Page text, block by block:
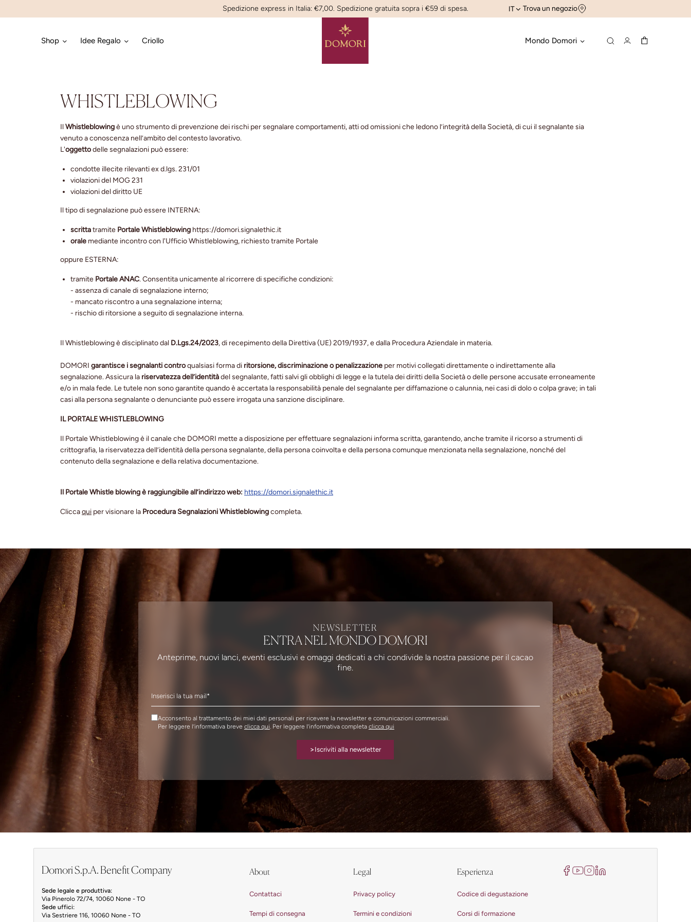
Spedizione express in Italia: €7,00. Spedizione gratuita sopra i €59 di spesa. IT Trova un negozio
Shop Idee Regalo Criollo Mondo Domori
WHISTLEBLOWING
Il Whistleblowingè uno strumento di prevenzione dei rischi per segnalare comportamenti, atti od omissioni che ledono l’integrità della Società, di cui il segnalante sia
venuto a conoscenza nell’ambito del contesto lavorativo.
L'oggettodelle segnalazioni può essere:
condotte illecite rilevanti ex d.lgs. 231/01
violazioni del MOG 231
violazioni del diritto UE
Il tipo di segnalazione può essere INTERNA:
scrittatramite Portale Whistleblowing https://domori.signalethic.it
orale mediante incontro con l'Ufficio Whistleblowing, richiesto tramite Portale
oppure ESTERNA:
tramite Portale ANAC. Consentita unicamente al ricorrere di specifiche condizioni:
- assenza di canale di segnalazione interno;
- mancato riscontro a una segnalazione interna;
- rischio di ritorsione a seguito di segnalazione interna.
Il Whistleblowing è disciplinato dal D.Lgs.24/2023, di recepimento della Direttiva (UE) 2019/1937, e dalla Procedura Aziendale in materia.
DOMORI garantisce i segnalanti controqualsiasi forma di ritorsione, discriminazione o penalizzazione per motivi collegati direttamente o indirettamente alla
segnalazione. Assicura la riservatezza dell’identitàdel segnalante, fatti salvi gli obblighi di legge e la tutela dei diritti della Società o delle persone accusate erroneamente
e/o in mala fede. Le tutele non sono garantite quando è accertata la responsabilità penale del segnalante per diffamazione o calunnia, nei casi di dolo o colpa grave; in tali
casi alla persona segnalante o denunciante può essere irrogata una sanzione disciplinare.
IL PORTALE WHISTLEBLOWING
Il Portale Whistleblowing è il canale che DOMORI mette a disposizione per effettuare segnalazioni informa scritta, garantendo, anche tramite il ricorso a strumenti di
crittografia, la riservatezza dell’identità della persona segnalante, della persona coinvolta e della persona comunque menzionata nella segnalazione, nonché del
contenuto della segnalazione e della relativa documentazione.
Il Portale Whistle blowing è raggiungibile all’indirizzo web: https://domori.signalethic.it
Cliccaqui per visionare la Procedura Segnalazioni Whistleblowingcompleta.
NEWSLETTER
ENTRA NEL MONDO DOMORI
Anteprime, nuovi lanci, eventi esclusivi e omaggi dedicati a chi condivide la nostra passione per il cacao
fine.
Acconsento al trattamento dei miei dati personali per ricevere la newsletter e comunicazioni commerciali.
Per leggere l’informativa breve clicca qui . Per leggere l’informativa completa clicca qui
> Iscriviti alla newsletter
Domori S.p.A. Benefit Company
Sede legale e produttiva:
Via Pinerolo 72/74, 10060 None - TO
Sede uffici:
Via Sestriere 116, 10060 None - TO
About
Contattaci
Tempi di consegna
Legal
Privacy policy
Termini e condizioni
Esperienza
Codice di degustazione
Corsi di formazione